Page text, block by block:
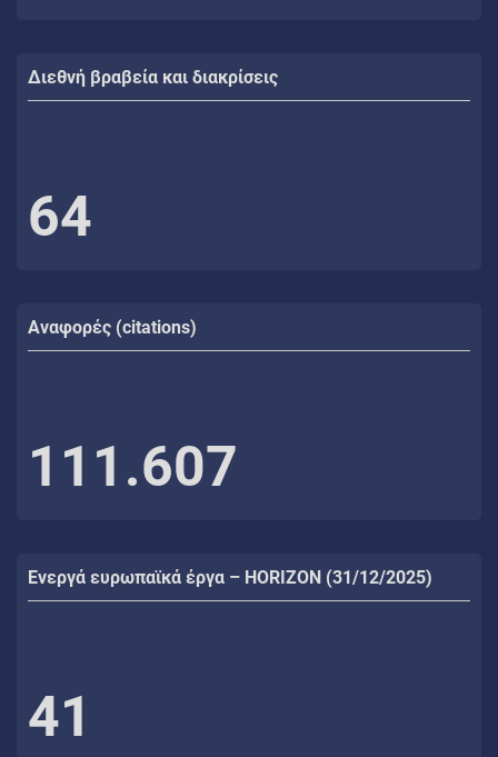
Διεθνή βραβεία και διακρίσεις
64
Αναφορές (citations)
111.607
Ενεργά ευρωπαϊκά έργα – HORIZON (31/12/2025)
41